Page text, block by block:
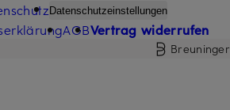
Datenschutzeinstellungen
AGBVertrag widerrufen
Breuninger